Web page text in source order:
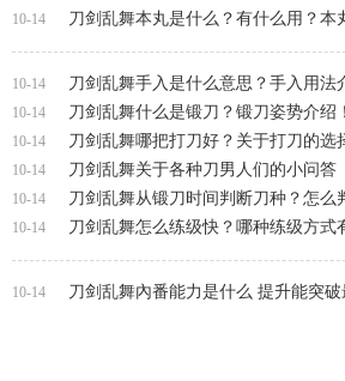
10-14 刀剑乱舞本丸是什么？有什么用？本
10-14 刀剑乱舞手入是什么意思？手入用法
10-14 刀剑乱舞什么是锻刀？锻刀姿势介绍！
10-14 刀剑乱舞哪把打刀好？关于打刀的选
10-14 刀剑乱舞关于各种刀男人们的小问答
10-14 刀剑乱舞从锻刀时间判断刀种？怎么
10-14 刀剑乱舞怎么练级快？哪种练级方式
10-14 刀剑乱舞內番能力是什么 提升能突破